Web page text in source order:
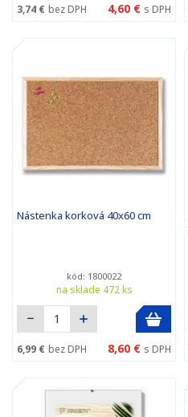
3,74 € bez DPH 4,60 € s DPH
Nástenka korková 40x60 cm
kód: 1800022
na sklade 472 ks
6,99 € bez DPH 8,60 € s DPH